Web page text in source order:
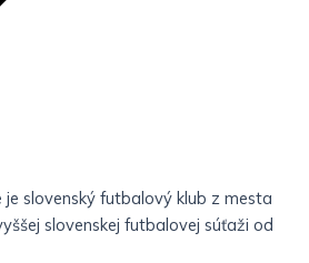
je slovenský futbalový klub z mesta
slovenskej futbalovej súťaži od